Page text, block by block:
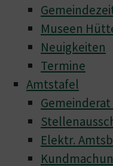
Museen
Neuigkeiten
Termine
Amtstafel
Elektr.